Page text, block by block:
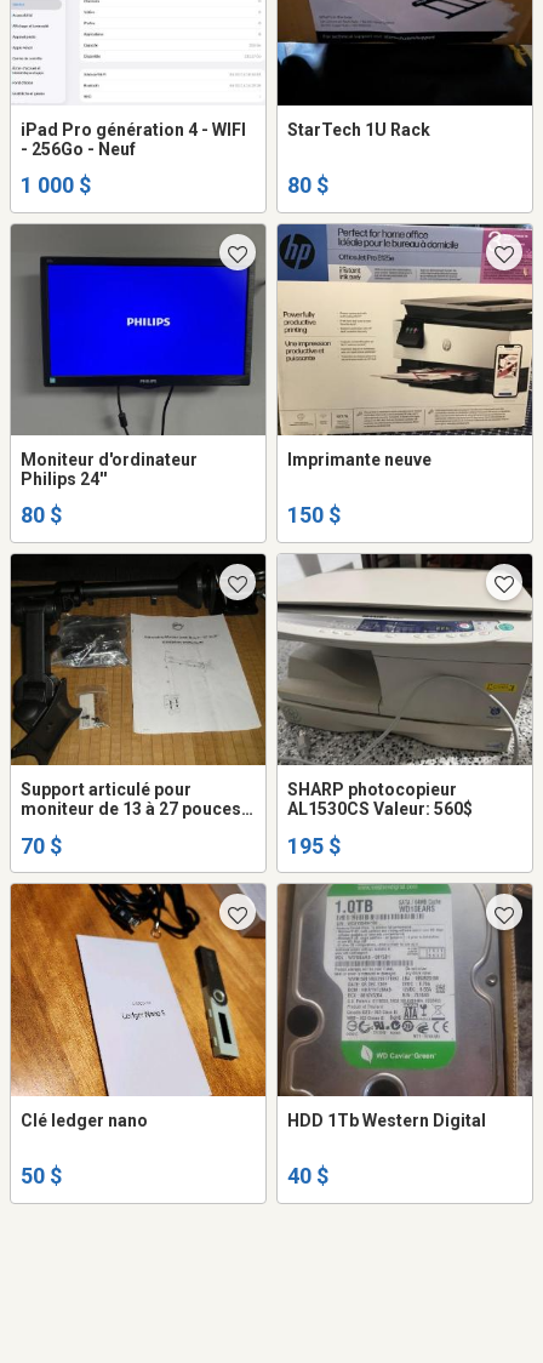
iPad Pro génération 4 - WIFI
- 256Go - Neuf
1 000 $
StarTech 1U Rack
80 $
Moniteur d'ordinateur
Philips 24''
80 $
Imprimante neuve
150 $
Support articulé pour
moniteur de 13 à 27 pouces,
70 $
SHARP photocopieur
AL1530CS Valeur: 560$
195 $
Clé ledger nano
50 $
HDD 1Tb Western Digital
40 $